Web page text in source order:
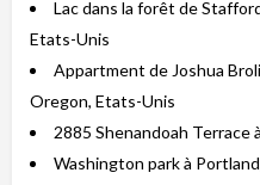
Lac dans la forêt de
Etats-Unis
Appartment de Joshua
Oregon, Etats-Unis
2885 Shenandoah Terrace
Washington park à